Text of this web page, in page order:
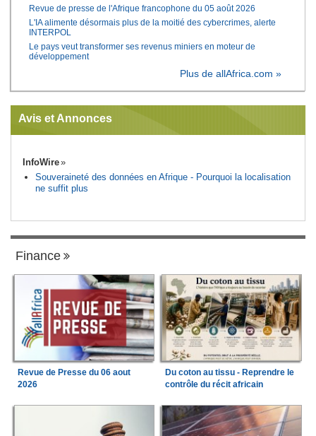
Revue de presse de l'Afrique francophone du 05 août 2026
L'IA alimente désormais plus de la moitié des cybercrimes, alerte
INTERPOL
Le pays veut transformer ses revenus miniers en moteur de
développement
Plus de allAfrica.com »
Avis et Annonces
InfoWire
Souveraineté des données en Afrique - Pourquoi la localisation
ne suffit plus
Finance
Revue de Presse du 06 aout
2026
Du coton au tissu - Reprendre le
contrôle du récit africain